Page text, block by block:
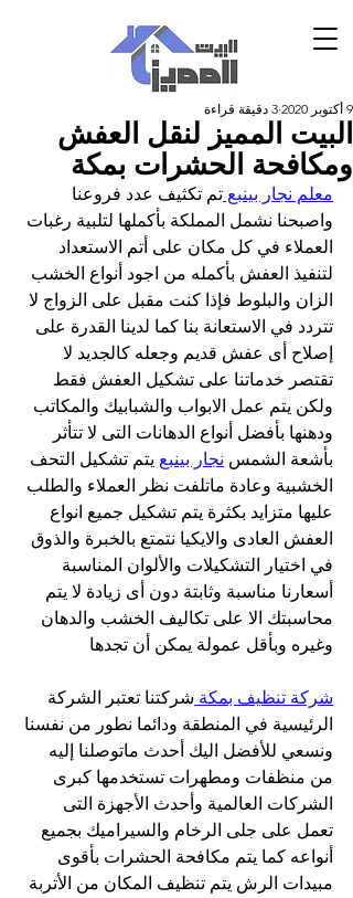
البيت المميز لنقل العفش
ومكافحة الحشرات بمكة
9 أكتوبر 2020 3 دقيقة قراءة
معلم نجار بينبع تم تكثيف عدد فروعنا
واصبحنا نشمل المملكة بأكملها لتلبية رغبات
العملاء في كل مكان على أتم الاستعداد
لتنفيذ العفش بأكمله من اجود أنواع الخشب
الزان والبلوط فإذا كنت مقبل على الزواج لا
تتردد في الاستعانة بنا كما لدينا القدرة على
إصلاح أى عفش قديم وجعله كالجديد لا
تقتصر خدماتنا على تشكيل العفش فقط
ولكن يتم عمل الابواب والشبابيك والمكاتب
ودهنها بأفضل أنواع الدهانات التى لا تتأثر
بأشعة الشمس نجار بينبع يتم تشكيل التحف
الخشبية وعادة ماتلفت نظر العملاء والطلب
عليها متزايد بكثرة يتم تشكيل جميع انواع
العفش العادى والايكيا نتمتع بالخبرة والذوق
في اختيار التشكيلات والألوان المناسبة
أسعارنا مناسبة وثابتة دون أى زيادة لا يتم
محاسبتك الا على تكاليف الخشب والدهان
وغيره وبأقل عمولة يمكن أن تجدها
شركة تنظيف بمكة شركتنا تعتبر الشركة
الرئيسية في المنطقة ودائما نطور من نفسنا
ونسعي للأفضل اليك أحدث ماتوصلنا إليه
من منظفات ومطهرات تستخدمها كبرى
الشركات العالمية وأحدث الأجهزة التى
تعمل على جلى الرخام والسيراميك بجميع
أنواعه كما يتم مكافحة الحشرات بأقوى
مبيدات الرش يتم تنظيف المكان من الأتربة